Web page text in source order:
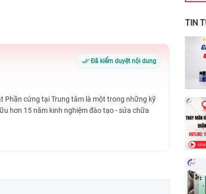
Đã kiểm duyệt nội dung
Phần cứng tại Trung tâm là một trong những kỹ
hơn 15 năm kinh nghiệm đào tạo - sửa chữa
TIN